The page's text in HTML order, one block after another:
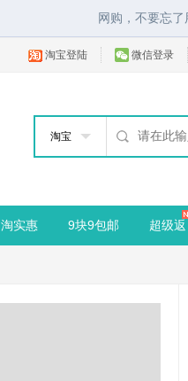
网购，不要忘
淘宝登陆 微信登录
淘宝
淘实惠 9块9包邮 超级返